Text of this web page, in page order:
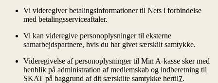
Vi videregiver betalingsinformationer til Nets i forbindelse
med betalingsserviceaftaler.
Vi kan videregive personoplysninger til eksterne
samarbejdspartnere, hvis du har givet særskilt samtykke.
Videregivelse af personoplysninger til Min A-kasse sker med
henblik på administration af medlemskab og indberetning til
SKAT på baggrund af dit særskilte samtykke hertil7.